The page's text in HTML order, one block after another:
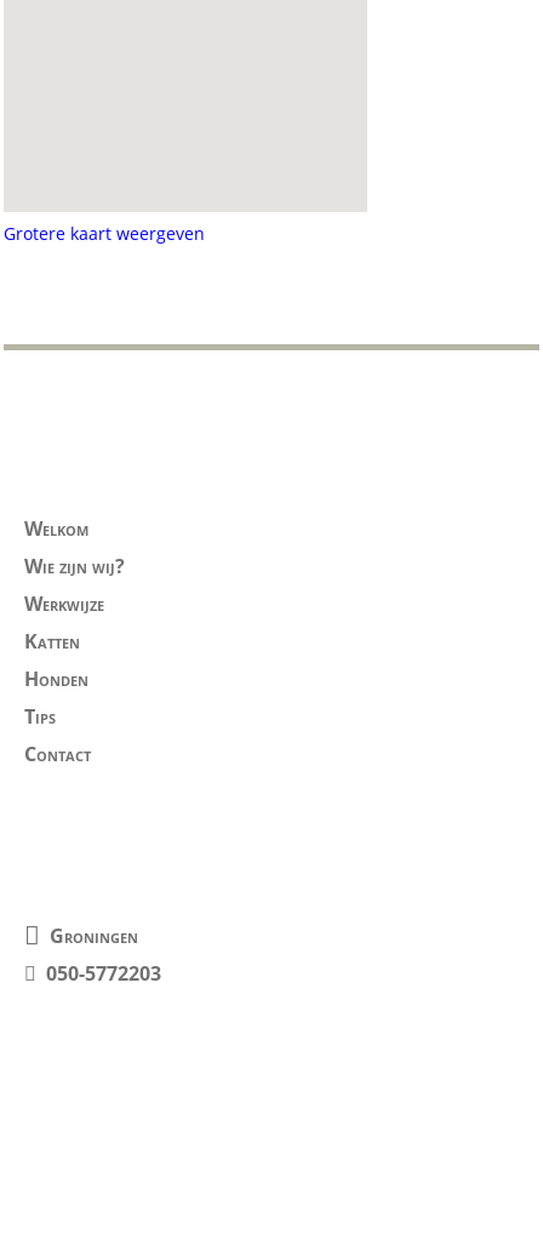
Grotere kaart weergeven
Welkom
Wie zijn wij?
Werkwijze
Katten
Honden
Tips
Contact
Groningen
050-5772203